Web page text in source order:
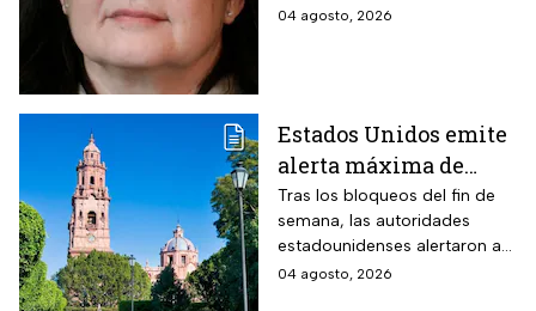
del gobierno brasileño en
04 agosto, 2026
Estados Unidos emite
alerta máxima de
viaje para Michoacán
tras narcobloqueos
por captura del
“Poncho”
Tras los bloqueos del fin de
semana, las autoridades
estadounidenses alertaron a
sus ciudadanos para evitar
04 agosto, 2026